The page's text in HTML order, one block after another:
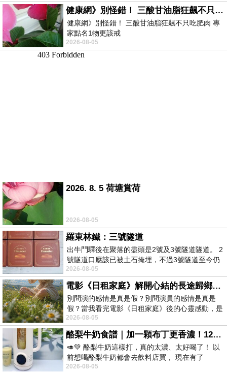
健康網》別怪錯！ 三酸甘油脂狂飆不只吃肥肉 專家點名1物更該戒
健康網》別怪錯！ 三酸甘油脂狂飆不只吃肥肉 專
家點名1物更該戒
https://health.ltn.com.tw/article/breakingnews/
2026-08-05
2026. 8. 5 荷塘賞荷
2026-08-05
羅東林鐵：三號隧道
出牛鬥驛後在聚落的盡頭是2號及3號隧道隧道。 2
號隧道口應該已被土石掩埋，不過3號隧道至今仍
存在。從台7丙牛鬥橋上往左岸上游方
2026-08-05
電影《日租家庭》解開心結的長途歸鄉！能在電影院感受到地理的寬闊和人心的相鄰，真是太棒了！
別問演的感情是真是假？別問演員的感情是真是
假？當我看完電影《日租家庭》後的心靈感動，是
真的。詮釋的情感觸動了人心，就是真情
2026-08-05
酪梨牛奶食譜｜加一顆布丁更香濃！120秒完成飲料店級酪梨奶昔｜imami 旗艦豆漿機
🥑💚 酪梨牛奶這樣打，真的太濃、太好喝了！ 以
前想喝酪梨牛奶都會去飲料店買， 現在有了
imami 健康煮藝｜旗艦破壁智慧養生豆漿機，
2026-08-05